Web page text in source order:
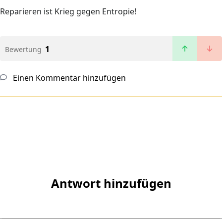
Reparieren ist Krieg gegen Entropie!
Bewertung 1
Einen Kommentar hinzufügen
Antwort hinzufügen